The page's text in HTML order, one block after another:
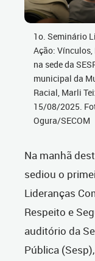
1o. Seminário
Ação: Vínculos,
na sede da
municipal da
Racial, Marli
15/08/2025.
Ogura/SECOM
Na manhã
sediou o
Lideranças
Respeito e
auditório da
Pública